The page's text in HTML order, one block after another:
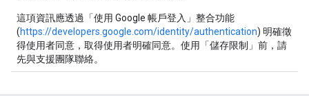
這項資訊應透過「使用 Google 帳戶登入」整合功能
(https://developers.google.com/identity/authentication) 明確徵
得使用者同意，取得使用者明確同意。使用「儲存限制」前，請
先與支援團隊聯絡。